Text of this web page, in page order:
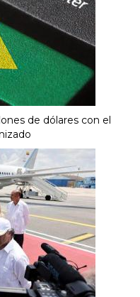
de dólares con el